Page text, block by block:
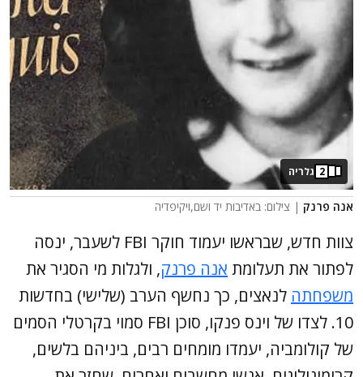
אנה פרנק | צילום: באדיבות יד ושם,ויקיפדיה
2 גלריה
צוות חדש, שבראשו יעמוד חוקר FBI לשעבר, ינסה
לפתור את תעלומת אנה פרנק, ולגלות מי הסגיר את
משפחתה לנאצים, כך נחשף הערב (שלישי) בחדשות
10. לצדו של וינס פנקו, סוכן FBI סמוי בקרטלי הסמים
של קולומביה, יעמדו מומחים רבים, ביניהם בלשים,